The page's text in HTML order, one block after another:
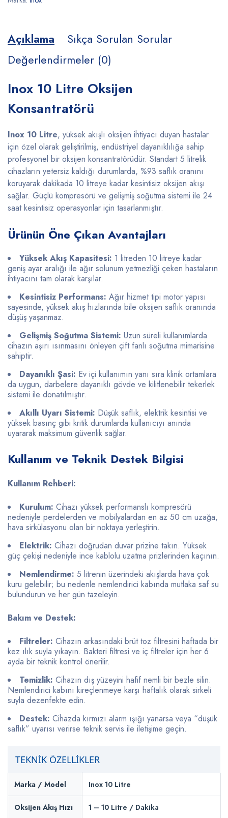
Açıklama
Sıkça Sorulan Sorular
Değerlendirmeler (0)
Inox 10 Litre Oksijen
Konsantratörü
Inox 10 Litre, yüksek akışlı oksijen ihtiyacı duyan hastalar
için özel olarak geliştirilmiş, endüstriyel dayanıklılığa sahip
profesyonel bir oksijen konsantratörüdür. Standart 5 litrelik
cihazların yetersiz kaldığı durumlarda, %93 saflık oranını
koruyarak dakikada 10 litreye kadar kesintisiz oksijen akışı
sağlar. Güçlü kompresörü ve gelişmiş soğutma sistemi ile 24
saat kesintisiz operasyonlar için tasarlanmıştır.
Ürünün Öne Çıkan Avantajları
Yüksek Akış Kapasitesi: 1 litreden 10 litreye kadar
geniş ayar aralığı ile ağır solunum yetmezliği çeken hastaların
ihtiyacını tam olarak karşılar.
Kesintisiz Performans: Ağır hizmet tipi motor yapısı
sayesinde, yüksek akış hızlarında bile oksijen saflık oranında
düşüş yaşanmaz.
Gelişmiş Soğutma Sistemi: Uzun süreli kullanımlarda
cihazın aşırı ısınmasını önleyen çift fanlı soğutma mimarisine
sahiptir.
Dayanıklı Şasi: Ev içi kullanımın yanı sıra klinik ortamlara
da uygun, darbelere dayanıklı gövde ve kilitlenebilir tekerlek
sistemi ile donatılmıştır.
Akıllı Uyarı Sistemi: Düşük saflık, elektrik kesintisi ve
yüksek basınç gibi kritik durumlarda kullanıcıyı anında
uyararak maksimum güvenlik sağlar.
Kullanım ve Teknik Destek Bilgisi
Kullanım Rehberi:
Kurulum: Cihazı yüksek performanslı kompresörü
nedeniyle perdelerden ve mobilyalardan en az 50 cm uzağa,
hava sirkülasyonu olan bir noktaya yerleştirin.
Elektrik: Cihazı doğrudan duvar prizine takın. Yüksek
güç çekişi nedeniyle ince kablolu uzatma prizlerinden kaçının.
Nemlendirme: 5 litrenin üzerindeki akışlarda hava çok
kuru gelebilir; bu nedenle nemlendirici kabında mutlaka saf su
bulundurun ve her gün tazeleyin.
Bakım ve Destek:
Filtreler: Cihazın arkasındaki brüt toz filtresini haftada bir
kez ılık suyla yıkayın. Bakteri filtresi ve iç filtreler için her 6
ayda bir teknik kontrol önerilir.
Temizlik: Cihazın dış yüzeyini hafif nemli bir bezle silin.
Nemlendirici kabını kireçlenmeye karşı haftalık olarak sirkeli
suyla dezenfekte edin.
Destek: Cihazda kırmızı alarm ışığı yanarsa veya “düşük
saflık” uyarısı verirse teknik servis ile iletişime geçin.
TEKNİK ÖZELLİKLER
Marka / Model Inox 10 Litre
Oksijen Akış Hızı 1 – 10 Litre / Dakika